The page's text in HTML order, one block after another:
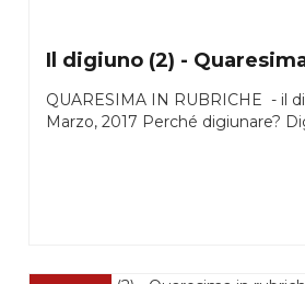
Il digiuno (2) -
QUARESIMA IN RUBRICHE - il
Marzo, 2017 Perché digiunare?